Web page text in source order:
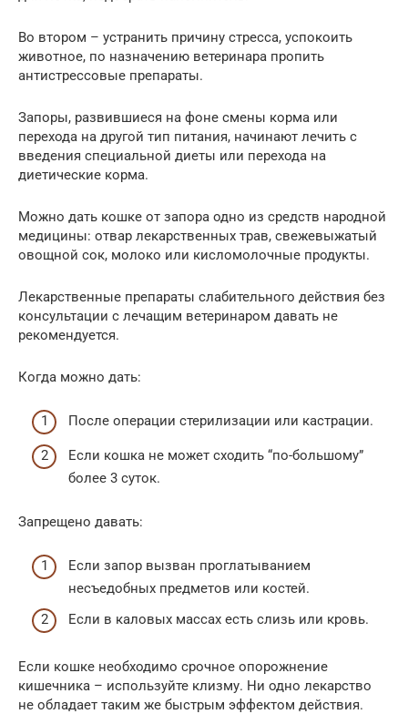
Во втором – устранить причину стресса, успокоить
животное, по назначению ветеринара пропить
антистрессовые препараты.
Запоры, развившиеся на фоне смены корма или
перехода на другой тип питания, начинают лечить с
введения специальной диеты или перехода на
диетические корма.
Можно дать кошке от запора одно из средств народной
медицины: отвар лекарственных трав, свежевыжатый
овощной сок, молоко или кисломолочные продукты.
Лекарственные препараты слабительного действия без
консультации с лечащим ветеринаром давать не
рекомендуется.
Когда можно дать:
После операции стерилизации или кастрации.
Если кошка не может сходить “по-большому”
более 3 суток.
Запрещено давать:
Если запор вызван проглатыванием
несъедобных предметов или костей.
Если в каловых массах есть слизь или кровь.
Если кошке необходимо срочное опорожнение
кишечника – используйте клизму. Ни одно лекарство
не обладает таким же быстрым эффектом действия.